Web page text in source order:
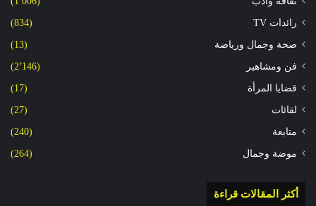
رائدات TV (834)
صحة وجمال ورياضة (13)
فن ومشاهير (2٬146)
قضايا المرأة (17)
لقائات (27)
متابعة (240)
موضة وجمال (264)
أكثر المقالات قراءة